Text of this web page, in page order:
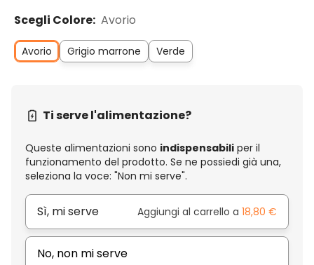
Scegli Colore: Avorio
Avorio Grigio marrone Verde
Ti serve l'alimentazione?
Queste alimentazioni sono indispensabili per il
funzionamento del prodotto. Se ne possiedi già una,
seleziona la voce: "Non mi serve".
Sì, mi serve Aggiungi al carrello a 18,80 €
No, non mi serve